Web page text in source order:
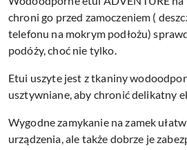
chroni go przed zamoczeniem (
telefonu na mokrym podłożu)
podóży, choć nie tylko.
Etui uszyte jest z tkaniny
usztywniane, aby chronić delikatny
Wygodne zamykanie na zamek
urządzenia, ale także dobrze je